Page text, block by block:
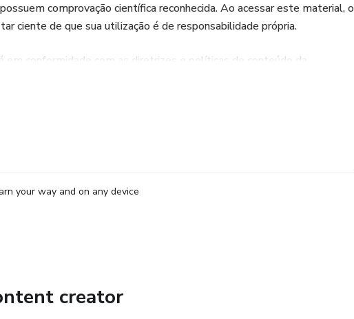
comprovação científica reconhecida. Ao acessar este material, o
ciente de que sua utilização é de responsabilidade própria.
conformidade com as diretrizes e políticas de conteúdo da
se apenas a fins educacionais e de desenvolvimento pessoal.
your way and on any device
creator